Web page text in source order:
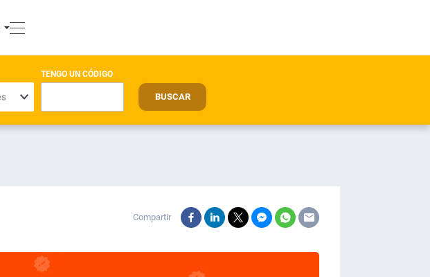
TENGO UN CÓDIGO
BUSCAR
Compartir